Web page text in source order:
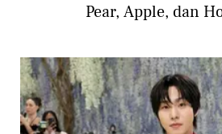
Pear, Apple, dan